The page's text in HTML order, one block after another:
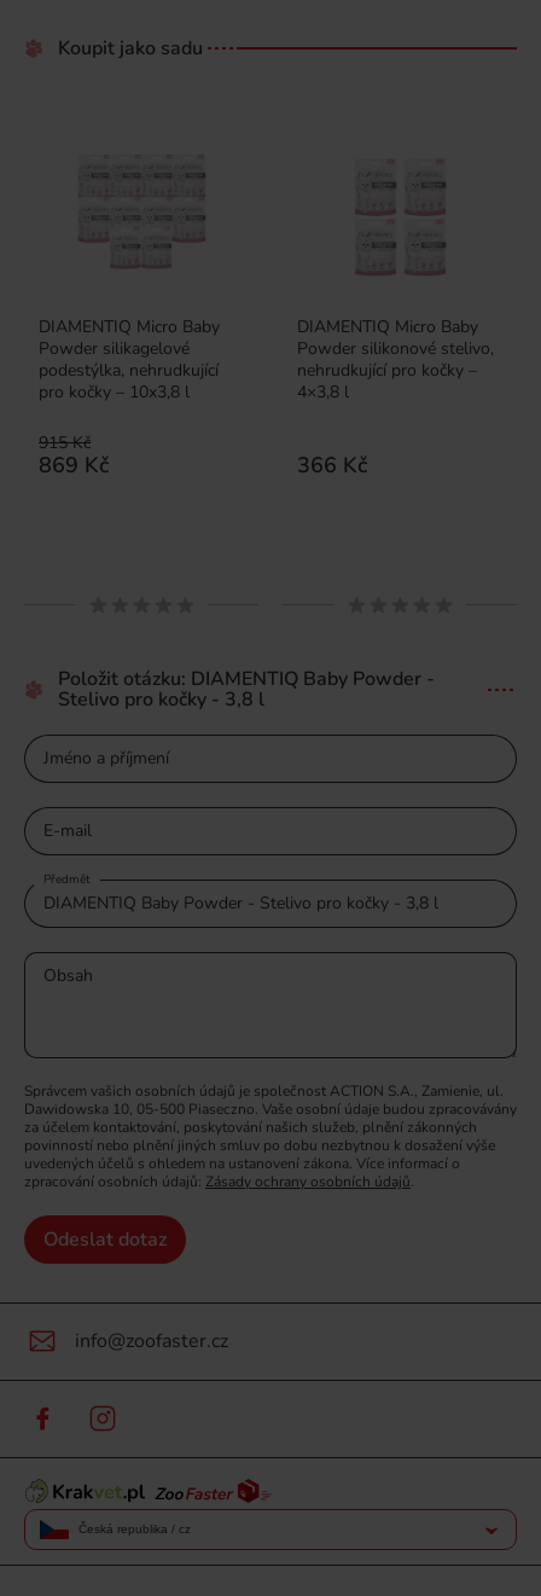
Koupit jako sadu
DIAMENTIQ Micro Baby
Powder silikagelové
podestýlka, nehrudkující
pro kočky – 10x3,8 l
915 Kč
869 Kč
DIAMENTIQ Micro Baby
Powder silikonové stelivo,
nehrudkující pro kočky –
4×3,8 l
366 Kč
Položit otázku: DIAMENTIQ Baby Powder -
Stelivo pro kočky - 3,8 l
Jméno a příjmení
E-mail
Předmět
Obsah
Správcem vašich osobních údajů je společnost ACTION S.A., Zamienie, ul.
Dawidowska 10, 05-500 Piaseczno. Vaše osobní údaje budou zpracovávány
za účelem kontaktování, poskytování našich služeb, plnění zákonných
povinností nebo plnění jiných smluv po dobu nezbytnou k dosažení výše
uvedených účelů s ohledem na ustanovení zákona. Více informací o
zpracování osobních údajů: Zásady ochrany osobních údajů.
Odeslat dotaz
info@zoofaster.cz
Česká republika / cz